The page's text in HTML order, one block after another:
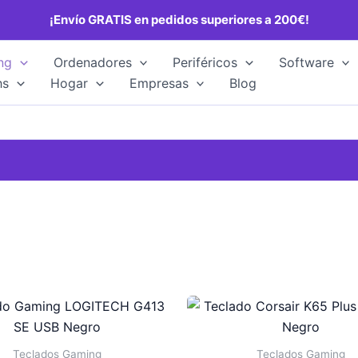
¡Envío GRATIS en pedidos superiores a 200€!
Ordenadores Periféricos
Software
Hogar Empresas Blog
Teclados Gaming Teclados Gaming